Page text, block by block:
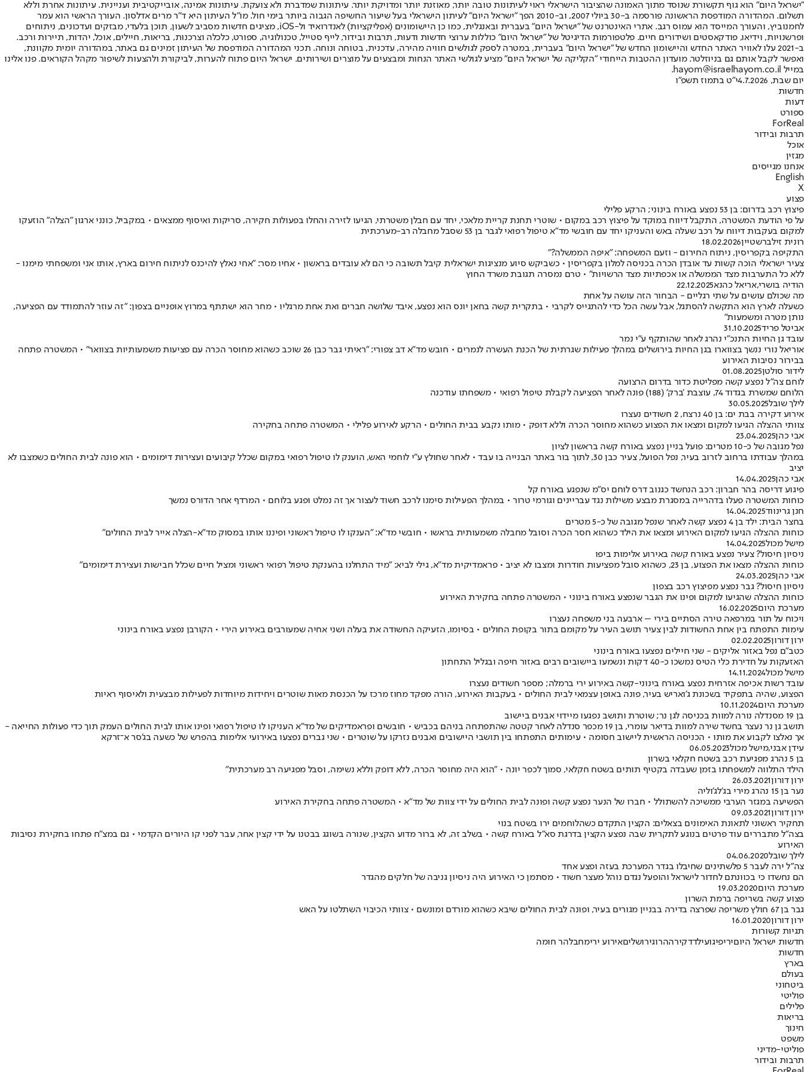
"ישראל היום" הוא גוף תקשורת שנוסד מתוך האמונה שהציבור הישראלי ראוי לעיתונות טובה יותר, מאוזנת יותר ומדויקת יותר. עיתונות שמדברת ולא צועקת. עיתונות אמינה, אובייקטיבית ועניינית. עיתונות אחרת וללא
תשלום. המהדורה המודפסת הראשונה פורסמה ב-30 ביולי 2007, וב-2010 הפך "ישראל היום" לעיתון הישראלי בעל שיעור החשיפה הגבוה ביותר בימי חול. מו"ל העיתון היא ד"ר מרים אדלסון. העורך הראשי הוא עמר
לחמנוביץ, והעורך המייסד הוא עמוס רגב. אתרי האינטרנט של "ישראל היום" בעברית ובאנגלית, כמו כן היישומונים (אפליקציות) לאנדרואיד ול-iOS, מציגים חדשות מסביב לשעון, תוכן בלעדי, מבזקים ועדכונים, ניתוחים
ופרשנויות, וידיאו, פודקאסטים ושידורים חיים. פלטפורמות הדיגיטל של "ישראל היום" כוללות ערוצי חדשות ודעות, תרבות ובידור, לייף סטייל, טכנולוגיה, ספורט, כלכלה וצרכנות, בריאות, חיילים, אוכל, יהדות, תיירות ורכב.
ב-2021 עלו לאוויר האתר החדש והיישומון החדש של "ישראל היום" בעברית, במטרה לספק לגולשים חוויה מהירה, עדכנית, בטוחה ונוחה. תכני המהדורה המודפסת של העיתון זמינים גם באתר, במהדורה יומית מקוונת,
ואפשר לקבל אותם גם בניוזלטר. מועדון ההטבות הייחודי "הקליקה של ישראל היום" מציע לגולשי האתר הנחות ומבצעים על מוצרים ושירותים. ישראל היום פתוח להערות, לביקורת ולהצעות לשיפור מקהל הקוראים. פנו אלינו
במייל hayom@israelhayom.co.il.
יום שבת, 4.7.2026
י"ט בתמוז תשפ"ו
חדשות
דעות
ספורט
ForReal
תרבות ובידור
אוכל
מגזין
אנחנו מגייסים
English
X
פצוע
פיצוץ רכב בדרום: בן 53 נפצע באורח בינוני; הרקע פלילי
על פי הודעת המשטרה, התקבל דיווח במוקד על פיצוץ רכב במקום • שוטרי תחנת קריית מלאכי, יחד עם חבלן משטרתי, הגיעו לזירה והחלו בפעולות חקירה, סריקות ואיסוף ממצאים • במקביל, כונני ארגון "הצלה" הוזעקו
למקום בעקבות דיווח על רכב שעלה באש והעניקו יחד עם חובשי מד"א טיפול רפואי לגבר בן 53 שסבל מחבלה רב-מערכתית
רונית זילברשטיין18.02.2026
התקיפה בקפריסין, ניתוח החירום - וזעם המשפחה: "איפה הממשלה?"
צעיר ישראלי הוכה קשות עד אובדן הכרה בכניסה למלון בקפריסין • כשביקש סיוע מנציגות ישראלית קיבל תשובה כי הם לא עובדים בראשון • אחיו מסר: "אחי נאלץ להיכנס לניתוח חירום בארץ, אותו אני ומשפחתי מימנו -
ללא כל התערבות מצד הממשלה או אכפתיות מצד הרשויות" • טרם נמסרה תגובת משרד החוץ
הודיה בושרי,אריאל כהנא22.12.2025
מה שכולם עושים על שתי רגליים - הבחור הזה עושה על אחת
כשעלה לארץ הוא התקשה להסתגל, אבל עשה הכל כדי להתגייס לקרבי • בתקרית קשה בחאן יונס הוא נפצע, איבד שלושה חברים ואת אחת מרגליו • מחר הוא ישתתף במרוץ אופניים בצפון: "זה עוזר להתמודד עם הפציעה,
נותן מטרה ומשמעות"
אביטל פריד31.10.2025
עובד גן החיות התנכ"י נהרג לאחר שהותקף ע"י נמר
אוריאל נורי ננשך בצווארו בגן החיות בירושלים במהלך פעילות שגרתית של הכנת העשרה לנמרים • חובש מד"א דב צפורי: "ראיתי גבר כבן 26 שוכב כשהוא מחוסר הכרה עם פציעות משמעותיות בצוואר" • המשטרה פתחה
בבירור נסיבות האירוע
לידור סולטן01.08.2025
לוחם צה"ל נפצע קשה מפליטת כדור בדרום הרצועה
הלוחם שמשרת בגדוד 74, עוצבת ׳ברק׳ (188) פונה לאחר הפציעה לקבלת טיפול רפואי • משפחתו עודכנה
לילך שובל30.05.2025
אירוע דקירה בבת ים: בן 40 נרצח, 2 חשודים נעצרו
צוותי ההצלה הגיעו למקום ומצאו את הפצוע כשהוא מחוסר הכרה וללא דופק • מותו נקבע בבית החולים • הרקע לאירוע פלילי • המשטרה פתחה בחקירה
אבי כהן23.04.2025
נפל מגובה של כ-10 מטרים: פועל בניין נפצע באורח קשה בראשון לציון
במהלך עבודתו ברחוב לזרוב בעיר, נפל הפועל, צעיר כבן 30, לתוך בור באתר הבנייה בו עבד • לאחר שחולץ ע"י לוחמי האש, הוענק לו טיפול רפואי במקום שכלל קיבועים ועצירות דימומים • הוא פונה לבית החולים כשמצבו לא
יציב
אבי כהן14.04.2025
פיגוע דריסה בהר חברון: רכב הנחשד כגנוב דרס לוחם יס"מ שנפגע באורח קל
כוחות המשטרה פעלו בדהרייה במסגרת מבצע משילות נגד עבריינים וגורמי טרור • במהלך הפעילות סימנו לרכב חשוד לעצור אך זה נמלט ופגע בלוחם • המרדף אחר הדורס נמשך
חנן גרינווד14.04.2025
בחצר הבית: ילד בן 4 נפצע קשה לאחר שנפל מגובה של כ-5 מטרים
כוחות ההצלה הגיעו למקום האירוע ומצאו את הילד כשהוא חסר הכרה וסובל מחבלה משמעותית בראשו • חובשי מד"א: "הענקו לו טיפול ראשוני ופיננו אותו במסוק מד"א-הצלה אייר לבית החולים"
מישל מכול14.04.2025
ניסיון חיסול? צעיר נפצע באורח קשה באירוע אלימות ביפו
כוחות ההצלה מצאו את הפצוע, בן 23, כשהוא סובל מפציעות חודרות ומצבו לא יציב • פראמדיקית מד"א, גילי לביא: "מיד התחלנו בהענקת טיפול רפואי ראשוני ומציל חיים שכלל חבישות ועצירת דימומים"
אבי כהן24.03.2025
ניסיון חיסול? גבר נפצע מפיצוץ רכב בצפון
כוחות ההצלה שהגיעו למקום ופינו את הגבר שנפצע באורח בינוני • המשטרה פתחה בחקירת האירוע
מערכת היום16.02.2025
ויכוח על תור במרפאה טירה הסתיים בירי – ארבעה בני משפחה נעצרו
עימות התפתח בין אחת החשודות לבין צעיר תושב העיר על מקומם בתור בקופת החולים • בסיומו, הזעיקה החשודה את בעלה ושני אחיה שמעורבים באירוע הירי • הקורבן נפצע באורח בינוני
ירון דורון02.02.2025
כטב"ם נפל באזור אליקים - שני חיילים נפצעו באורח בינוני
האזעקות על חדירת כלי הטיס נמשכו כ-40 דקות ונשמעו ביישובים רבים באזור חיפה ובגליל התחתון
מישל מכול14.11.2024
עובד רשות אכיפה אזרחית נפצע באורח בינוני-קשה באירוע ירי ברמלה; מספר חשודים נעצרו
הפצוע, שהיה בתפקיד בשכונת ג'ואריש בעיר, פונה באופן עצמאי לבית החולים • בעקבות האירוע, הורה מפקד מחוז מרכז על הכנסת מאות שוטרים ויחידות מיוחדות לפעילות מבצעית ולאיסוף ראיות
מערכת היום10.11.2024
בן 19 מסנדלה נורה למוות בכניסה לגן נר; שוטרת ותושב נפגעו מיידוי אבנים ביישוב
תושב גן נר נעצר בחשד שירה למוות בדיאר עומרי, בן 19 מכפר סנדלה לאחר קטטה שהתפתחה בניהם בכביש • חובשים ופראמדיקים של מד"א העניקו לו טיפול רפואי ופינו אותו לבית החולים העמק תוך כדי פעולות החייאה -
אך נאלצו לקבוע את מותו • הכניסה הראשית ליישוב חסומה • עימותים התפתחו בין תושבי היישובים ואבנים נזרקו על שוטרים • שני גברים נפצעו באירועי אלימות בהפרש של כשעה בג'סר א־זרקא
עידן אבני,מישל מכול06.05.2023
בן 5 נהרג מפגיעת רכב בשטח חקלאי בשרון
הילד התלווה למשפחתו בזמן שעבדה בקטיף תותים בשטח חקלאי, סמוך לכפר יונה • "הוא היה מחוסר הכרה, ללא דופק וללא נשימה, וסבל מפגיעה רב מערכתית"
ירון דורון26.03.2021
נער בן 15 נהרג מירי בג'לג'וליה
הפשיעה במגזר הערבי ממשיכה להשתולל • חברו של הנער נפצע קשה ופונה לבית החולים על ידי צוות של מד"א • המשטרה פתחה בחקירת האירוע
ירון דורון09.03.2021
תחקיר ראשוני לתאונת האימונים בצאלים: הקצין התקדם כשהלוחמים ירו בשטח בנוי
בצה"ל מתבררים עוד פרטים בנוגע לתקרית שבה נפצע הקצין בדרגת סא"ל באורח קשה • בשלב זה, לא ברור מדוע הקצין, שנורה בשוגג בבטנו על ידי קצין אחר, עבר לפני קו היורים הקדמי • גם במצ"ח פתחו בחקירת נסיבות
האירוע
לילך שובל04.06.2020
צה"ל ירה לעבר 5 פלשתינים שחיבלו בגדר המערכת בעזה ופצע אחד
הם נחשדו כי בכוונתם לחדור לישראל והופעל נגדם נוהל מעצר חשוד • מסתמן כי האירוע היה ניסיון גניבה של חלקים מהגדר
מערכת היום19.03.2020
פצוע קשה בשריפה ברמת השרון
גבר בן 67 חולץ משריפה שפרצה בדירה בבניין מגורים בעיר, ופונה לבית החולים שיבא כשהוא מורדם ומונשם • צוותי הכיבוי השתלטו על האש
ירון דורון16.01.2020
תגיות קשורות
חדשות ישראל היוםיריפיגועילדדקירההרוגירושליםאירוע ירימחבלהר חומה
חדשות
בארץ
בעולם
ביטחוני
פוליטי
פלילים
בריאות
חינוך
משפט
פוליטי-מדיני
תרבות ובידור